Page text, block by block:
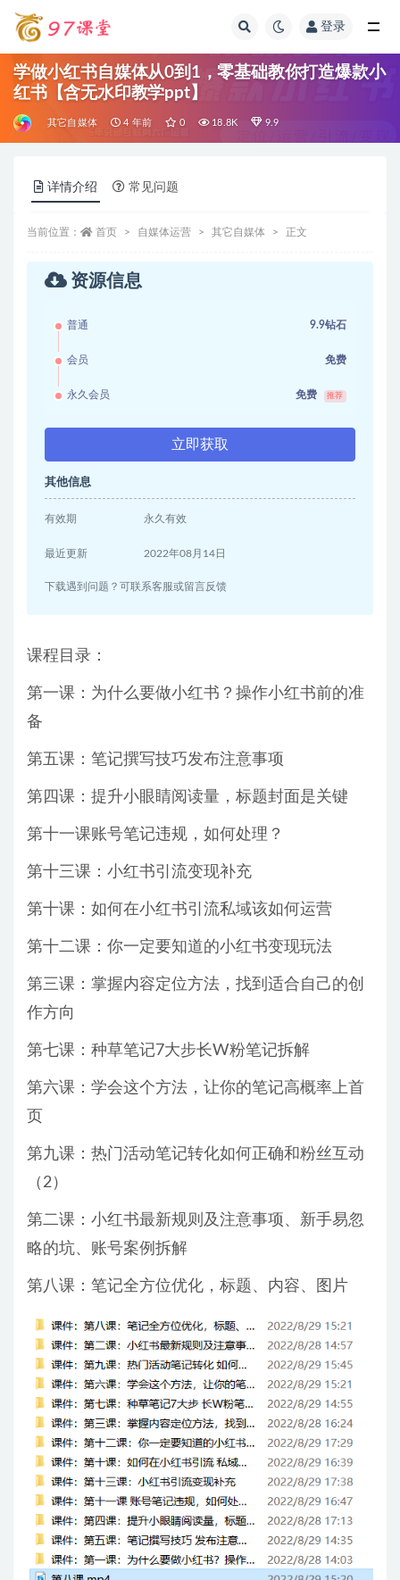
登录
学做小红书自媒体从0到1，零基础教你打造爆款小
红书【含无水印教学ppt】
其它自媒体 4 年前 0 18.8K 9.9
详情介绍 常见问题
当前位置： 首页 自媒体运营 其它自媒体 正文
资源信息
普通 9.9钻石
会员 免费
永久会员 免费 推荐
立即获取
其他信息
有效期 永久有效
最近更新 2022年08月14日
下载遇到问题？可联系客服或留言反馈
课程目录：
第一课：为什么要做小红书？操作小红书前的准
备
第五课：笔记撰写技巧发布注意事项
第四课：提升小眼睛阅读量，标题封面是关键
第十一课账号笔记违规，如何处理？
第十三课：小红书引流变现补充
第十课：如何在小红书引流私域该如何运营
第十二课：你一定要知道的小红书变现玩法
第三课：掌握内容定位方法，找到适合自己的创
作方向
第七课：种草笔记7大步长W粉笔记拆解
第六课：学会这个方法，让你的笔记高概率上首
页
第九课：热门活动笔记转化如何正确和粉丝互动
（2）
第二课：小红书最新规则及注意事项、新手易忽
略的坑、账号案例拆解
第八课：笔记全方位优化，标题、内容、图片